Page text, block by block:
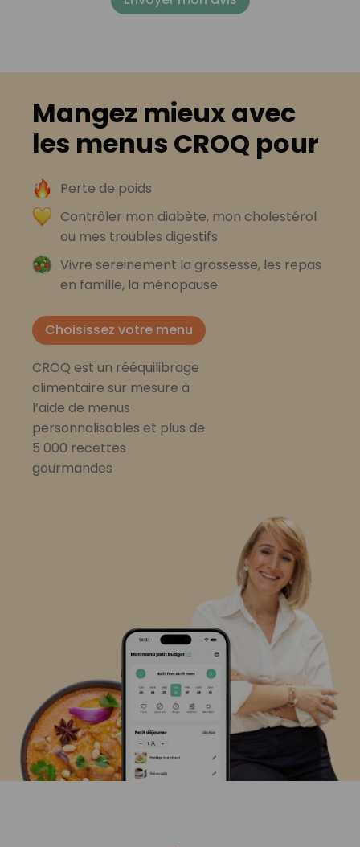
Mangez mieux avec
les menus CROQ pour
Perte de poids
Contrôler mon diabète, mon cholestérol
ou mes troubles digestifs
Vivre sereinement la grossesse, les repas
en famille, la ménopause
Choisissez votre menu
CROQ est un rééquilibrage
alimentaire sur mesure à
l’aide de menus
personnalisables et plus de
5 000 recettes
gourmandes